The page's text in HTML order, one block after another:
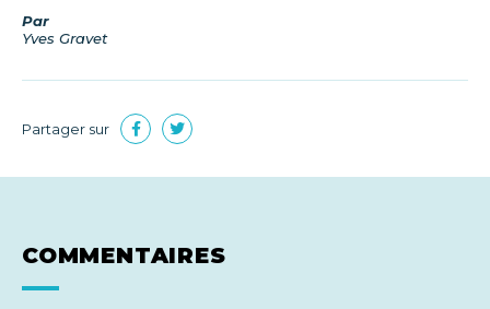
Par
Yves Gravet
Partager sur
COMMENTAIRES